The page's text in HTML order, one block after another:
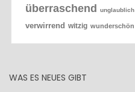
überraschend unglaublich
verwirrend witzig wunderschön
WAS ES NEUES GIBT